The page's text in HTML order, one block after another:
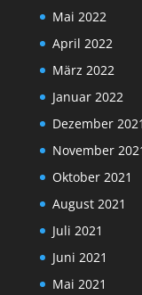
Mai 2022
April 2022
März 2022
Januar 2022
Dezember 2021
November
Oktober 2021
August 2021
Juli 2021
Juni 2021
Mai 2021